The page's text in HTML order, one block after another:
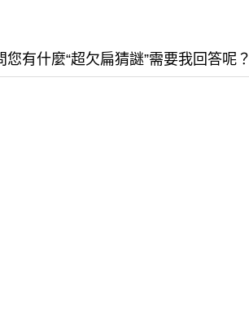
您有什麼“超欠扁猜謎”需要我回答呢？